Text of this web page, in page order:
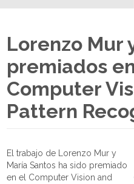
Lorenzo Mur
premiados
Computer
Pattern
El trabajo de Lorenzo Mur y
María Santos ha sido premiado
en el Computer Vision and